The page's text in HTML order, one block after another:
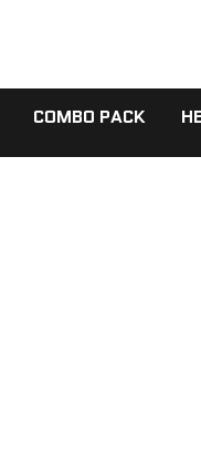
COMBO PACK